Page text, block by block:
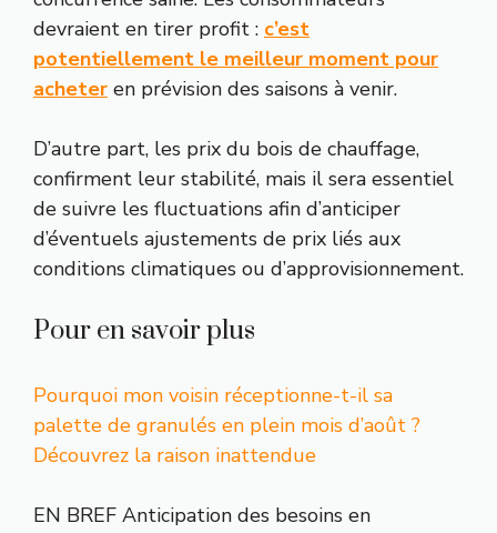
devraient en tirer profit : c’est
potentiellement le meilleur moment pour
acheter en prévision des saisons à venir.
D’autre part, les prix du bois de chauffage,
confirment leur stabilité, mais il sera essentiel
de suivre les fluctuations afin d’anticiper
d’éventuels ajustements de prix liés aux
conditions climatiques ou d’approvisionnement.
Pour en savoir plus
Pourquoi mon voisin réceptionne-t-il sa
palette de granulés en plein mois d’août ?
Découvrez la raison inattendue
EN BREF Anticipation des besoins en